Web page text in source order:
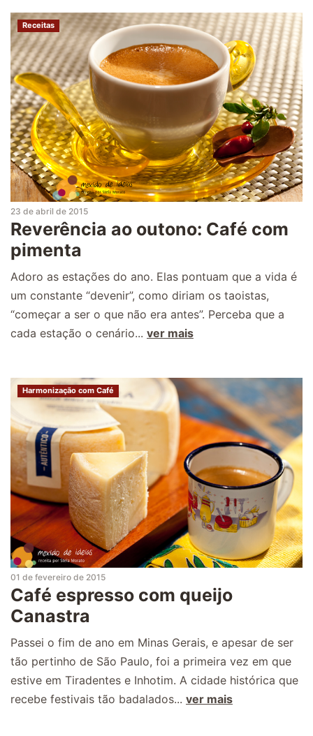
Receitas
23 de abril de 2015
Reverência ao outono: Café com
pimenta
Adoro as estações do ano. Elas pontuam que a vida é
um constante “devenir”, como diriam os taoistas,
“começar a ser o que não era antes”. Perceba que a
cada estação o cenário... ver mais
Harmonização com Café
01 de fevereiro de 2015
Café espresso com queijo
Canastra
Passei o fim de ano em Minas Gerais, e apesar de ser
tão pertinho de São Paulo, foi a primeira vez em que
estive em Tiradentes e Inhotim. A cidade histórica que
recebe festivais tão badalados... ver mais